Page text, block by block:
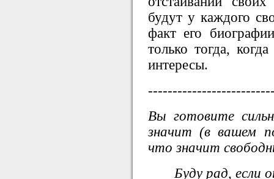
будут у каждого
факт его
только тогда,
интересы.
Вы готовите
значит (в вашем
что значит
Буду рад, если